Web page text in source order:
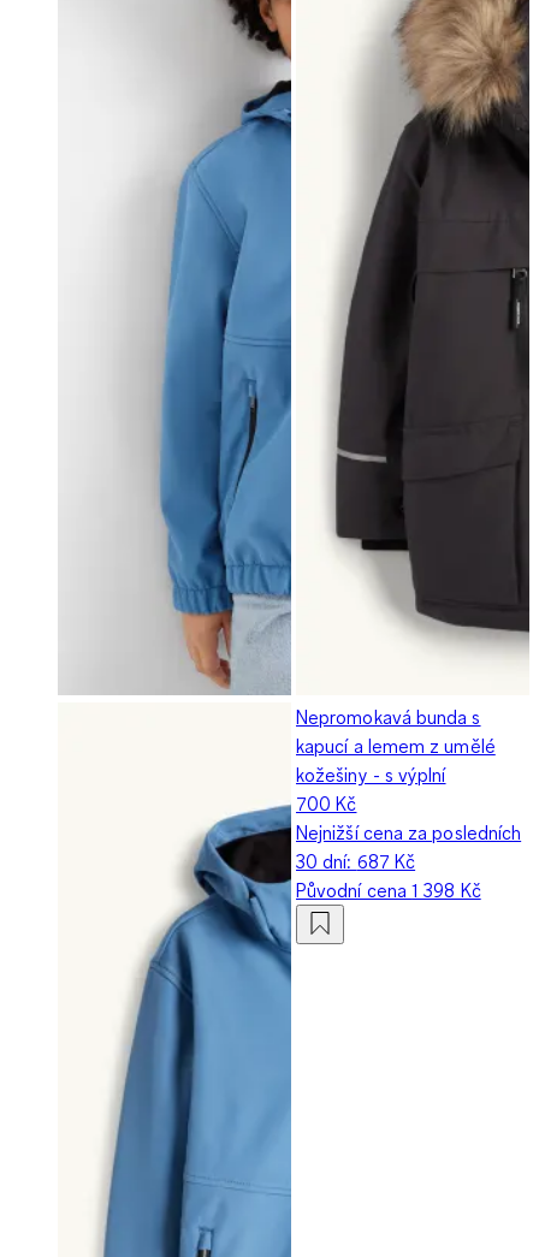
Nepromokavá bunda s
kapucí a lemem z umělé
kožešiny - s výplní
700 Kč
Nejnižší cena za posledních
30 dní: 687 Kč
Původní cena1 398 Kč